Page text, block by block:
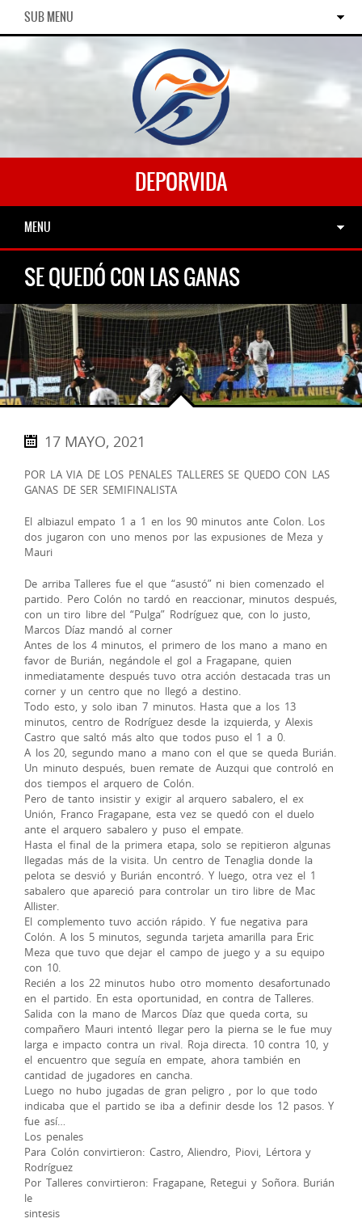
SUB MENU
DEPORVIDA
MENU
SE QUEDÓ CON LAS GANAS
17 MAYO, 2021
POR LA VIA DE LOS PENALES TALLERES SE QUEDO CON LAS
GANAS DE SER SEMIFINALISTA
El albiazul empato 1 a 1 en los 90 minutos ante Colon. Los
dos jugaron con uno menos por las expusiones de Meza y
Mauri
De arriba Talleres fue el que “asustó” ni bien comenzado el
partido. Pero Colón no tardó en reaccionar, minutos después,
con un tiro libre del “Pulga” Rodríguez que, con lo justo,
Marcos Díaz mandó al corner
Antes de los 4 minutos, el primero de los mano a mano en
favor de Burián, negándole el gol a Fragapane, quien
inmediatamente después tuvo otra acción destacada tras un
corner y un centro que no llegó a destino.
Todo esto, y solo iban 7 minutos. Hasta que a los 13
minutos, centro de Rodríguez desde la izquierda, y Alexis
Castro que saltó más alto que todos puso el 1 a 0.
A los 20, segundo mano a mano con el que se queda Burián.
Un minuto después, buen remate de Auzqui que controló en
dos tiempos el arquero de Colón.
Pero de tanto insistir y exigir al arquero sabalero, el ex
Unión, Franco Fragapane, esta vez se quedó con el duelo
ante el arquero sabalero y puso el empate.
Hasta el final de la primera etapa, solo se repitieron algunas
llegadas más de la visita. Un centro de Tenaglia donde la
pelota se desvió y Burián encontró. Y luego, otra vez el 1
sabalero que apareció para controlar un tiro libre de Mac
Allister.
El complemento tuvo acción rápido. Y fue negativa para
Colón. A los 5 minutos, segunda tarjeta amarilla para Eric
Meza que tuvo que dejar el campo de juego y a su equipo
con 10.
Recién a los 22 minutos hubo otro momento desafortunado
en el partido. En esta oportunidad, en contra de Talleres.
Salida con la mano de Marcos Díaz que queda corta, su
compañero Mauri intentó llegar pero la pierna se le fue muy
larga e impacto contra un rival. Roja directa. 10 contra 10, y
el encuentro que seguía en empate, ahora también en
cantidad de jugadores en cancha.
Luego no hubo jugadas de gran peligro , por lo que todo
indicaba que el partido se iba a definir desde los 12 pasos. Y
fue así…
Los penales
Para Colón convirtieron: Castro, Aliendro, Piovi, Lértora y
Rodríguez
Por Talleres convirtieron: Fragapane, Retegui y Soñora. Burián
le
sintesis